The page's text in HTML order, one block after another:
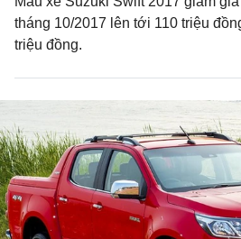
tháng 10/2017 lên tới 110 triệu
triệu đồng.